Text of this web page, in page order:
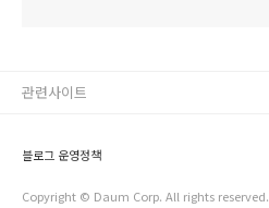
블로그 운영정책
Copyright © Daum Corp. All rights reserved.
관련사이트